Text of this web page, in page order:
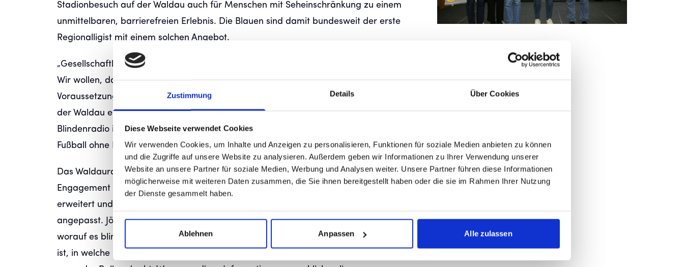
Zustimmung Details Über Cookies
Diese Webseite verwendet Cookies
Wir verwenden Cookies, um Inhalte und Anzeigen zu personalisieren, Funktionen für soziale Medien anbieten zu können
und die Zugriffe auf unsere Website zu analysieren. Außerdem geben wir Informationen zu Ihrer Verwendung unserer
Website an unsere Partner für soziale Medien, Werbung und Analysen weiter. Unsere Partner führen diese Informationen
möglicherweise mit weiteren Daten zusammen, die Sie ihnen bereitgestellt haben oder die sie im Rahmen Ihrer Nutzung
der Dienste gesammelt haben.
Ablehnen Anpassen Alle zulassen
Stadionbesuch auf der Waldau auch für Menschen mit Seheinschränkung zu einem
unmittelbaren, barrierefreien Erlebnis. Die Blauen sind damit bundesweit der erste
Regionalligist mit einem solchen Angebot.
„Gesellschaftliche Verantwortung ist ein fester Bestandteil unserer Vereinsidentität.
Wir wollen, dass alle Menschen – unabhängig von ihren individuellen
Voraussetzungen – Teil der Kickers-Familie sein und die besondere Atmosphäre auf
der Waldau erleben können“, betont Kickers-Geschäftsführer Matthias Becher. „Das
Blindenradio ist ein wunderbares Beispiel dafür, wie wir unsere CSR-Strategie ‚Kein
Fußball ohne Herz‘ mit Leben füllen.“
Das Waldauradio, das seit über zehn Jahren mit großem ehrenamtlichem
Engagement die Spiele der Blauen überträgt, hat die Livereportage technisch
erweitert und speziell für blinde und sehbehinderte Zuhörerinnen und Zuhörer
angepasst. Jörg Schwerteck vom Waldauradio erklärt: „Wir haben verstanden,
worauf es blinden Fans bei der Reportage ankommt. Zu wissen, wo gerade der Ball
ist, in welche Richtung Spieler sich bewegen und Bilder im Kopf entstehen zu lassen,